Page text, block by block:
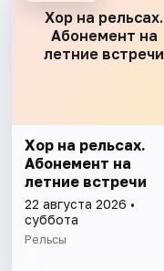
Хор на рельсах.
Абонемент на
летние встречи
Хор на рельсах.
Абонемент на
летние встречи
22 августа 2026 •
суббота
Рельсы